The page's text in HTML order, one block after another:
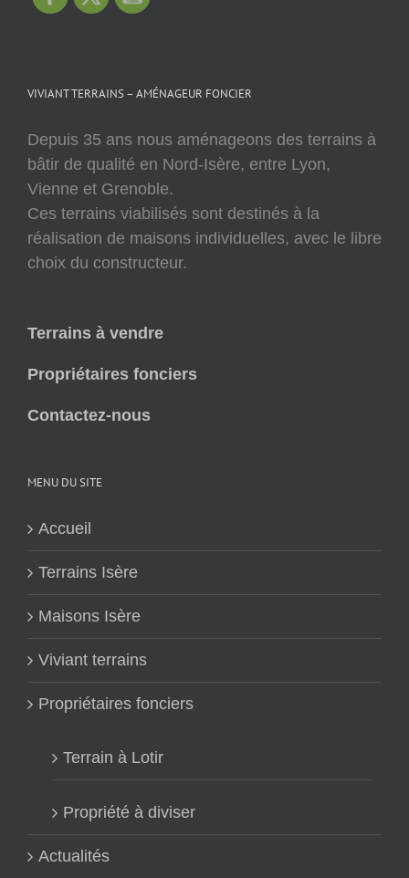
VIVIANT TERRAINS – AMÉNAGEUR FONCIER
Depuis 35 ans nous aménageons des terrains à
bâtir de qualité en Nord-Isère, entre Lyon,
Vienne et Grenoble.
Ces terrains viabilisés sont destinés à la
réalisation de maisons individuelles, avec le libre
choix du constructeur.
Terrains à vendre
Propriétaires fonciers
Contactez-nous
MENU DU SITE
Accueil
Terrains Isère
Maisons Isère
Viviant terrains
Propriétaires fonciers
Terrain à Lotir
Propriété à diviser
Actualités